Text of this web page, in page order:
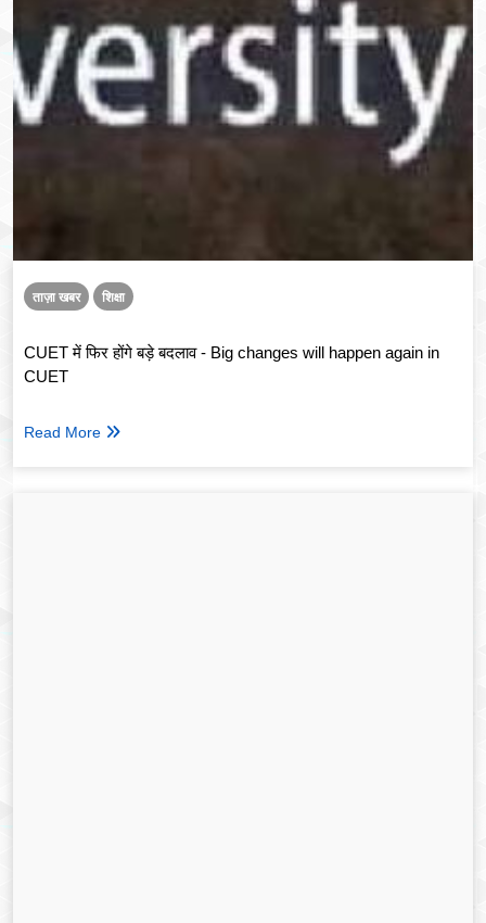
ताज़ा खबर शिक्षा
CUET में फिर होंगे बड़े बदलाव - Big changes will happen again in
CUET
Read More